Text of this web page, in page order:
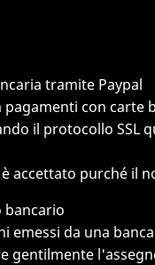
tramite Paypal
con carte
il protocollo SSL
accettato purché il
bancario
emessi da una
gentilmente